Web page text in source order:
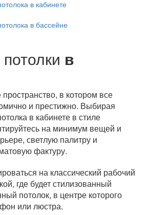
в
в котором все
и престижно. Выбирая
в кабинете в стиле
на минимум вещей и
светлую палитру и
фактуру.
на классический рабочий
где будет стилизованный
потолок, в центре которого
или люстра.